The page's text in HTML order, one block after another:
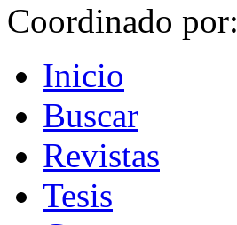
Coordinado por:
Inicio
Buscar
Revistas
Tesis